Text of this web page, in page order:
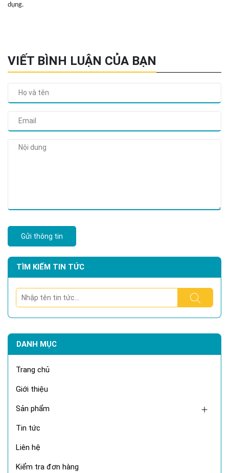
dụng.
VIẾT BÌNH LUẬN CỦA BẠN
Gửi thông tin
TÌM KIẾM TIN TỨC
DANH MỤC
Trang chủ
Giới thiệu
Sản phẩm
Tin tức
Liên hệ
Kiểm tra đơn hàng